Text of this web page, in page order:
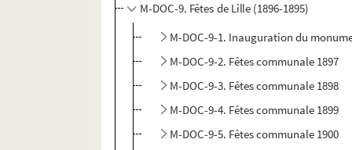
M-DOC-9. Fêtes de Lille (1896-1895)
M-DOC-9-1. Inauguration du
M-DOC-9-2. Fêtes communale 1897
M-DOC-9-3. Fêtes communale 1898
M-DOC-9-4. Fêtes communale 1899
M-DOC-9-5. Fêtes communale 1900